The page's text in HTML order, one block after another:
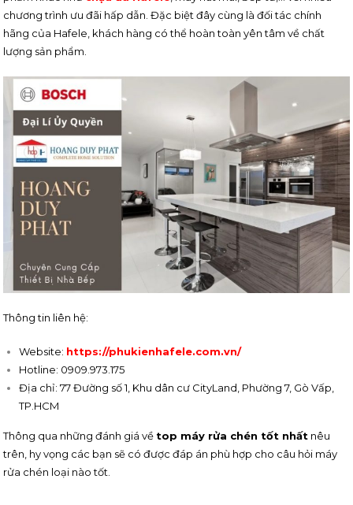
chương trình ưu đãi hấp dẫn. Đặc biệt đây cùng là đối tác chính
hãng của Hafele, khách hàng có thể hoàn toàn yên tâm về chất
lượng sản phẩm.
Thông tin liên hệ:
Website: https://phukienhafele.com.vn/
Hotline: 0909.973.175
Địa chỉ: 77 Đường số 1, Khu dân cư CityLand, Phường 7, Gò Vấp,
TP.HCM
Thông qua những đánh giá về top máy rửa chén tốt nhất nêu
trên, hy vọng các bạn sẽ có được đáp án phù hợp cho câu hỏi máy
rửa chén loại nào tốt.